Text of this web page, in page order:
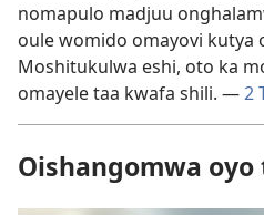
nomapulo madjuu
oule womido omayovi kutya
Moshitukulwa eshi, oto ka
omayele taa kwafa shili. —2
Oishangomwa